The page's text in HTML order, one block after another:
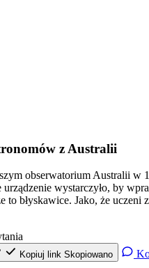
z Australii
obserwatorium Australii
wystarczyło, by
to błyskawice. Jako, że
Kopiuj link Skopiowano